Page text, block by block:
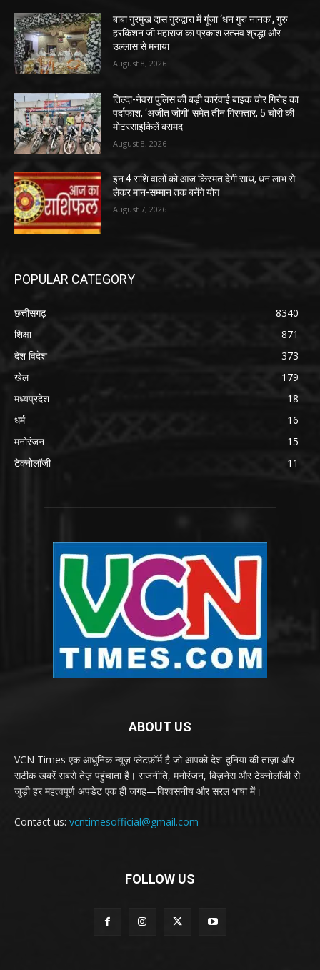
बाबा गुरमुख दास गुरुद्वारा में गूंजा ‘धन गुरु नानक’, गुरु
हरकिशन जी महाराज का प्रकाश उत्सव श्रद्धा और
उल्लास से मनाया
August 8, 2026
तिल्दा-नेवरा पुलिस की बड़ी कार्रवाई:बाइक चोर गिरोह का
पर्दाफाश, ‘अजीत जोगी’ समेत तीन गिरफ्तार, 5 चोरी की
मोटरसाइकिलें बरामद
August 8, 2026
इन 4 राशि वालों को आज किस्मत देगी साथ, धन लाभ से
लेकर मान-सम्मान तक बनेंगे योग
August 7, 2026
POPULAR CATEGORY
छत्तीसगढ़
8340
शिक्षा
871
देश विदेश
373
खेल
179
मध्यप्रदेश
18
धर्म
16
मनोरंजन
15
टेक्नोलॉजी
11
ABOUT US
VCN Times एक आधुनिक न्यूज़ प्लेटफ़ॉर्म है जो आपको देश-दुनिया की ताज़ा और
सटीक खबरें सबसे तेज़ पहुंचाता है। राजनीति, मनोरंजन, बिज़नेस और टेक्नोलॉजी से
जुड़ी हर महत्वपूर्ण अपडेट एक ही जगह—विश्वसनीय और सरल भाषा में।
Contact us: vcntimesofficial@gmail.com
FOLLOW US